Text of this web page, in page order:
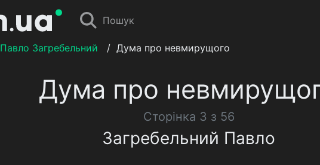
Пошук
Павло Загребельний / Дума про невмирущого
Дума про
Сторінка 3 з 56
Загребельний Павло